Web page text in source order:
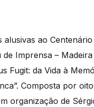
ao
Imprensa –
Fugit: da Vida à
Composta por
organização de